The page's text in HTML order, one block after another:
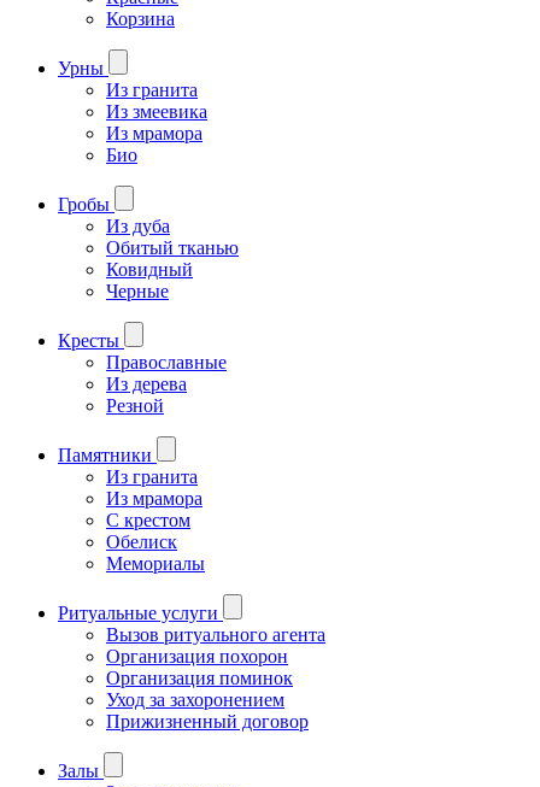
Корзина
Урны
Из гранита
Из змеевика
Из мрамора
Био
Гробы
Из дуба
Обитый тканью
Ковидный
Черные
Кресты
Православные
Из дерева
Резной
Памятники
Из гранита
Из мрамора
С крестом
Обелиск
Мемориалы
Ритуальные услуги
Вызов ритуального агента
Организация похорон
Организация поминок
Уход за захоронением
Прижизненный договор
Залы